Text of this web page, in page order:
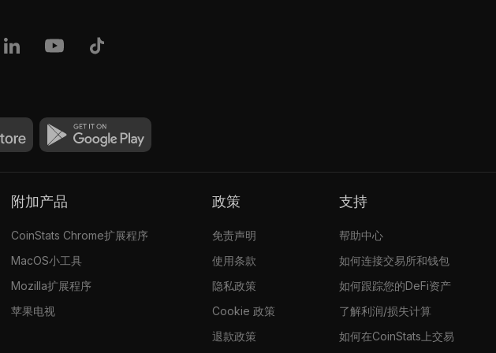
附加产品
CoinStats Chrome扩展程序
MacOS小工具
Mozilla扩展程序
苹果电视
政策
免责声明
使用条款
隐私政策
Cookie 政策
退款政策
支持
帮助中心
如何连接交易所和钱包
如何跟踪您的DeFi资产
了解利润/损失计算
如何在CoinStats上交易